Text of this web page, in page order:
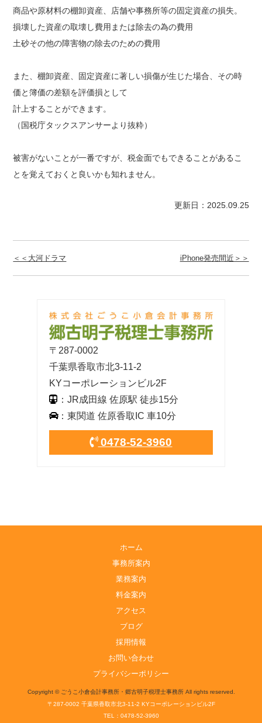
商品や原材料の棚卸資産、店舗や事務所等の固定資産の損失。
損壊した資産の取壊し費用または除去の為の費用
土砂その他の障害物の除去のための費用
また、棚卸資産、固定資産に著しい損傷が生じた場合、その時
価と簿価の差額を評価損として
計上することができます。
（国税庁タックスアンサーより抜粋）
被害がないことが一番ですが、税金面でもできることがあるこ
とを覚えておくと良いかも知れません。
更新日：2025.09.25
＜＜大河ドラマ iPhone発売間近＞＞
〒287-0002
千葉県香取市北3-11-2
KYコーポレーションビル2F
：JR成田線 佐原駅 徒歩15分
：東関道 佐原香取IC 車10分
0478-52-3960
ホーム
事務所案内
業務案内
料金案内
アクセス
ブログ
採用情報
お問い合わせ
プライバシーポリシー
Copyright © ごうこ小倉会計事務所・郷古明子税理士事務所 All rights reserved.
〒287-0002 千葉県香取市北3-11-2 KYコーポレーションビル2F
TEL：0478-52-3960